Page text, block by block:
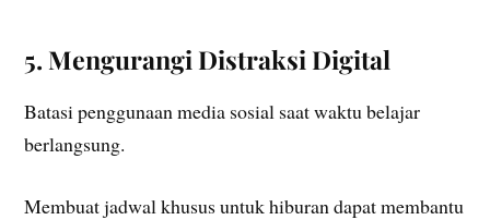
5. Mengurangi Distraksi Digital
Batasi penggunaan media sosial saat waktu belajar
berlangsung.
Membuat jadwal khusus untuk hiburan dapat membantu